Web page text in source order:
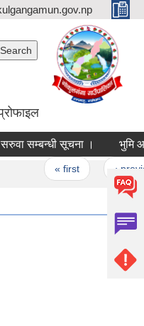
सम्बन्धी सूचना । भुमि
« first ‹